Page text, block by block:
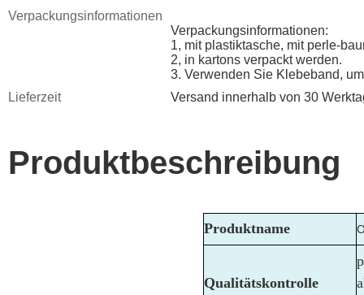
Verpackungsinformationen
Verpackungsinformationen:
1, mit plastiktasche, mit perle-
2, in kartons verpackt werden.
3. Verwenden Sie Klebeband,
Lieferzeit
Versand innerhalb von 30
Produktbeschreibung
Produktname
Qualitätskontrolle